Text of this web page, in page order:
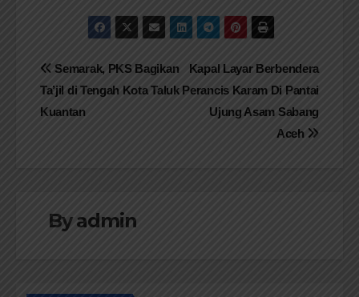
Navigasi
pos
Kapal Layar Berbendera
Perancis Karam Di Pantai
Ujung Asam Sabang
Aceh
Semarak, PKS Bagikan
Ta’jil di Tengah Kota Taluk
Kuantan
Byadmin